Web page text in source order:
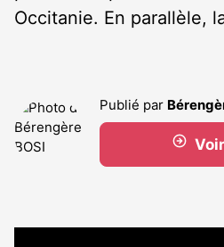
Occitanie. En parallèle,
Publié par